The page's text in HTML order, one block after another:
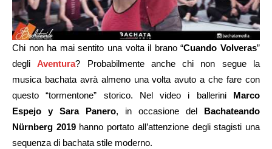
Chi non ha mai sentito una volta il brano “Cuando Volveras”
degliAventura? Probabilmente anche chi non segue la
musica bachata avrà almeno una volta avuto a che fare con
questo “tormentone” storico. Nel video i ballerini Marco
Espejo y Sara Panero, in occasione del Bachateando
Nürnberg 2019hanno portato all’attenzione degli stagisti una
sequenza di bachata stile moderno.